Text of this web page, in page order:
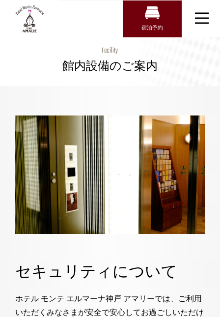
マリー｜三ノ
宮駅・三宮駅
近くのホテル
宿泊予約
Facility
館内設備のご案内
セキュリティについて
ホテル モンテ エルマーナ神戸 アマリーでは、ご利用
いただくみなさまが安全で安心してお過ごしいただけ
トップページ
宿泊プラン
館内設備
アクセス・観光情報
よくあるご質問
お問い合わせ
オンラインショップ
ップ
アド
ザー
チュ
ーブ
スタ
グラ
ブッ
クラブモントレ
宿泊検索
航空券＋宿泊検索
チェックイン
チェックアウト
2人